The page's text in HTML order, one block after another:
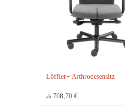
Löffler+ Arthrodesensitz
ab 708,70 €